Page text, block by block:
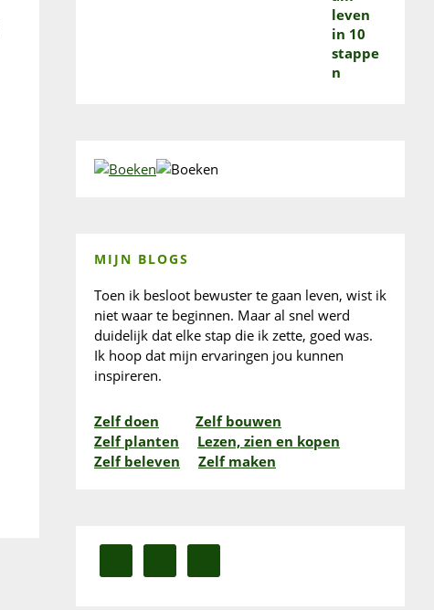
MIJN BLOGS
Toen ik besloot bewuster te gaan leven, wist ik
niet waar te beginnen. Maar al snel werd
duidelijk dat elke stap die ik zette, goed was.
Ik hoop dat mijn ervaringen jou kunnen
inspireren.
Zelf doen
Zelf bouwen
Zelf planten
Lezen, zien en kopen
Zelf beleven
Zelf maken